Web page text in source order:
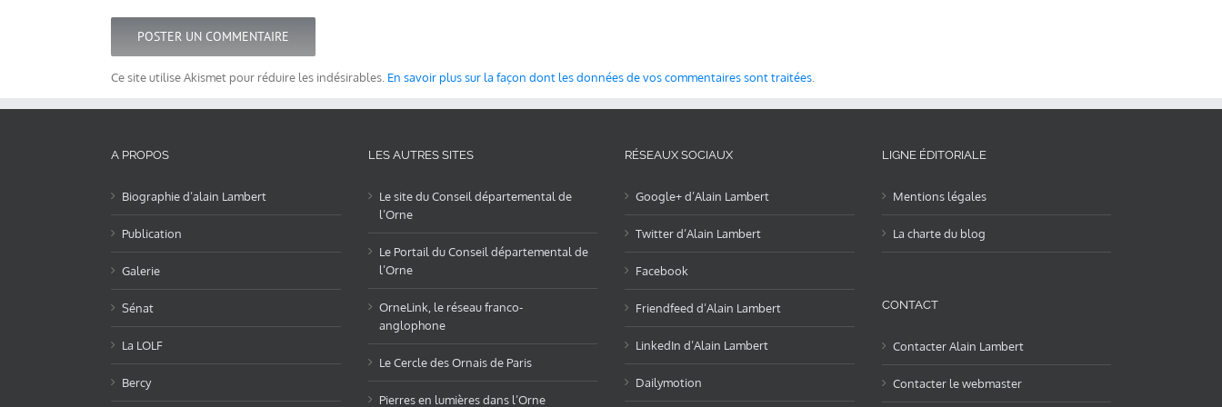
Ce site utilise Akismet pour réduire les indésirables. En savoir plus sur la façon dont les données de vos commentaires sont traitées
A PROPOS
Biographie d’alain Lambert
Publication
Galerie
Sénat
La LOLF
Bercy
LES AUTRES SITES
Le site du Conseil départemental de
l’Orne
Le Portail du Conseil départemental de
l’Orne
OrneLink, le réseau franco-
anglophone
Le Cercle des Ornais de Paris
Pierres en lumières dans l’Orne
RÉSEAUX SOCIAUX
Google+ d’Alain Lambert
Twitter d’Alain Lambert
Facebook
Friendfeed d’Alain Lambert
LinkedIn d’Alain Lambert
Dailymotion
LIGNE ÉDITORIALE
Mentions légales
La charte du blog
CONTACT
Contacter Alain Lambert
Contacter le webmaster